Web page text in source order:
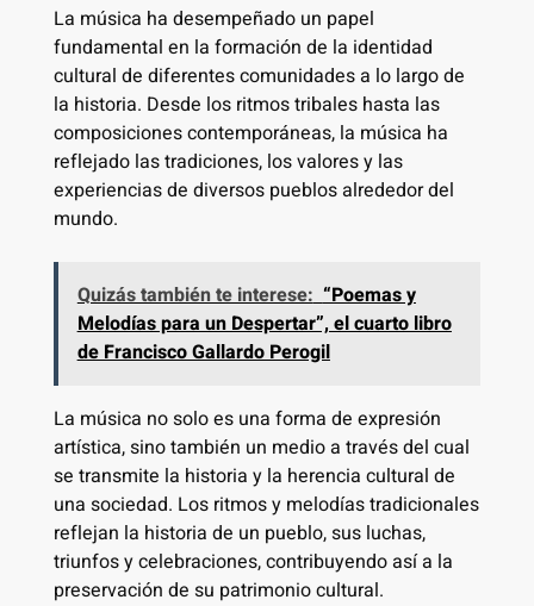
La música ha desempeñado un papel
fundamental en la formación de la identidad
cultural de diferentes comunidades a lo largo de
la historia. Desde los ritmos tribales hasta las
composiciones contemporáneas, la música ha
reflejado las tradiciones, los valores y las
experiencias de diversos pueblos alrededor del
mundo.
Quizás también te interese: “Poemas y
Melodías para un Despertar”, el cuarto libro
de Francisco Gallardo Perogil
La música no solo es una forma de expresión
artística, sino también un medio a través del cual
se transmite la historia y la herencia cultural de
una sociedad. Los ritmos y melodías tradicionales
reflejan la historia de un pueblo, sus luchas,
triunfos y celebraciones, contribuyendo así a la
preservación de su patrimonio cultural.